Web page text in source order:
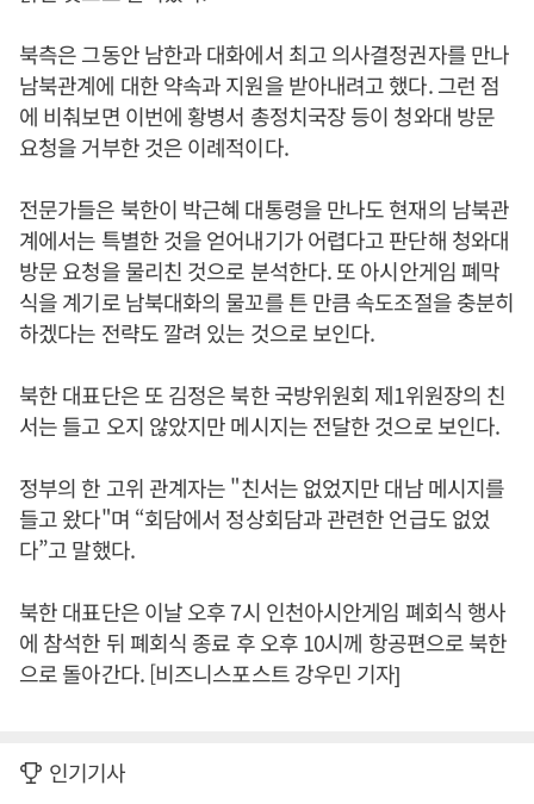
북측은 그동안 남한과 대화에서 최고 의사결정권자를 만나
남북관계에 대한 약속과 지원을 받아내려고 했다. 그런 점
에 비춰보면 이번에 황병서 총정치국장 등이 청와대 방문
요청을 거부한 것은 이례적이다.
전문가들은 북한이 박근혜 대통령을 만나도 현재의 남북관
계에서는 특별한 것을 얻어내기가 어렵다고 판단해 청와대
방문 요청을 물리친 것으로 분석한다. 또 아시안게임 폐막
식을 계기로 남북대화의 물꼬를 튼 만큼 속도조절을 충분히
하겠다는 전략도 깔려 있는 것으로 보인다.
북한 대표단은 또 김정은 북한 국방위원회 제1위원장의 친
서는 들고 오지 않았지만 메시지는 전달한 것으로 보인다.
정부의 한 고위 관계자는 "친서는 없었지만 대남 메시지를
들고 왔다"며 “회담에서 정상회담과 관련한 언급도 없었
다”고 말했다.
북한 대표단은 이날 오후 7시 인천아시안게임 폐회식 행사
에 참석한 뒤 폐회식 종료 후 오후 10시께 항공편으로 북한
으로 돌아간다. [비즈니스포스트 강우민 기자]
인기기사